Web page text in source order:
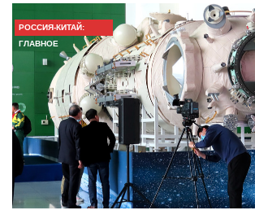
РОССИЯ-КИТАЙ:
ГЛАВНОЕ